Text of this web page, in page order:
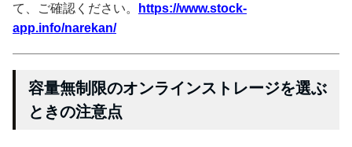
て、ご確認ください。
https://www.stock-
app.info/narekan/
容量無制限のオンラインストレージを選ぶ
ときの注意点